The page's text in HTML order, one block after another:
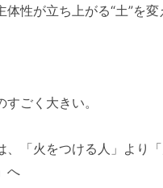
体性が立ち上がる“土”を変
すごく大きい。
、「火をつける人」より
へ